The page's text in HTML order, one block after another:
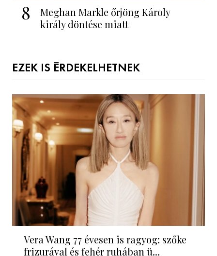
8
Meghan Markle őrjöng Károly
király döntése miatt
EZEK IS ÉRDEKELHETNEK
Vera Wang 77 évesen is ragyog: szőke
frizurával és fehér ruhában ü...